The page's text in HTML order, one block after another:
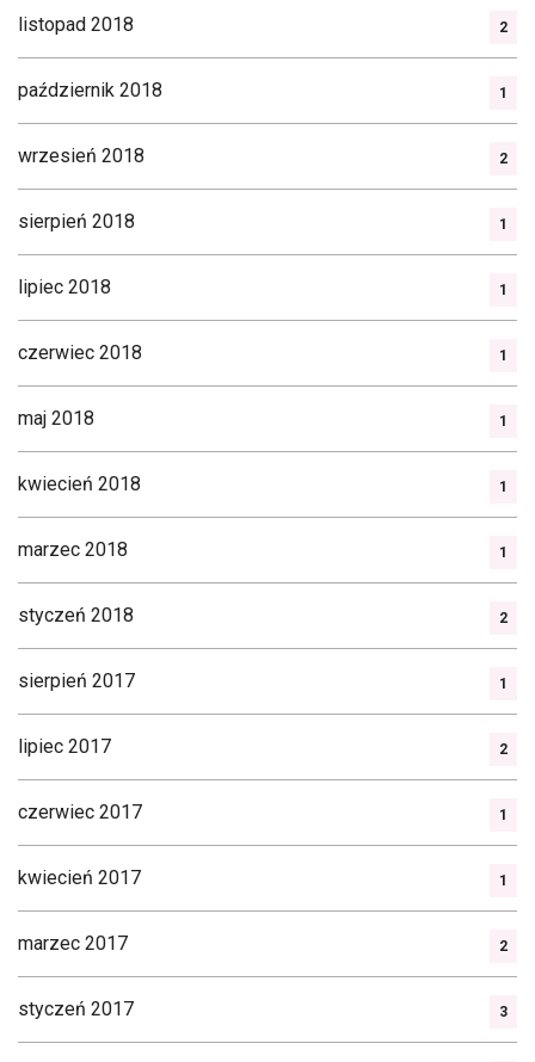
listopad 2018 2
październik 2018 1
wrzesień 2018 2
sierpień 2018 1
lipiec 2018 1
czerwiec 2018 1
maj 2018 1
kwiecień 2018 1
marzec 2018 1
styczeń 2018 2
sierpień 2017 1
lipiec 2017 2
czerwiec 2017 1
kwiecień 2017 1
marzec 2017 2
styczeń 2017 3